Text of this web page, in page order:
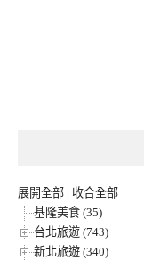
展開全部 | 收合全部
基隆美食 (35)
台北旅遊 (743)
新北旅遊 (340)